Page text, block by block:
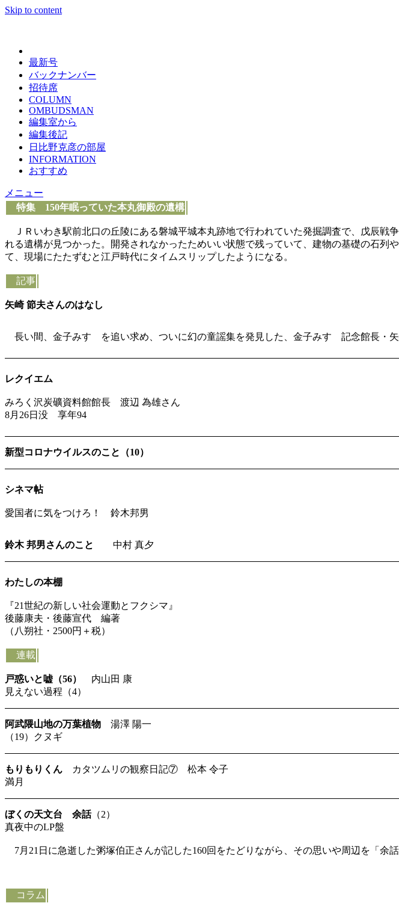
Skip to content
最新号
バックナンバー
招待席
COLUMN
OMBUDSMAN
編集室から
編集後記
日比野克彦の部屋
INFORMATION
おすすめ
メニュー
特集 150年眠っていた本丸御殿の遺構
ＪＲいわき駅前北口の丘陵にある磐城平城本丸跡地で行われていた発掘調査で、戊辰戦
れる遺構が見つかった。開発されなかったためいい状態で残っていて、建物の基礎の石列
て、現場にたたずむと江戸時代にタイムスリップしたようになる。
記事
矢崎 節夫さんのはなし
長い間、金子みすゞを追い求め、ついに幻の童謡集を発見した、金子みすゞ記念館長・矢
レクイエム
みろく沢炭礦資料館館長 渡辺 為雄さん
8月26日没 享年94
新型コロナウイルスのこと（10）
シネマ帖
愛国者に気をつけろ！ 鈴木邦男
鈴木 邦男さんのこと 中村 真夕
わたしの本棚
『21世紀の新しい社会運動とフクシマ』
後藤康夫・後藤宣代 編著
（八朔社・2500円＋税）
連載
戸惑いと嘘（56） 内山田 康
見えない過程（4）
阿武隈山地の万葉植物 湯澤 陽一
（19）クヌギ
もりもりくん カタツムリの観察日記⑦ 松本 令子
満月
ぼくの天文台 余話（2）
真夜中のLP盤
7月21日に急逝した粥塚伯正さんが記した160回をたどりながら、その思いや周辺を「余話
コラム